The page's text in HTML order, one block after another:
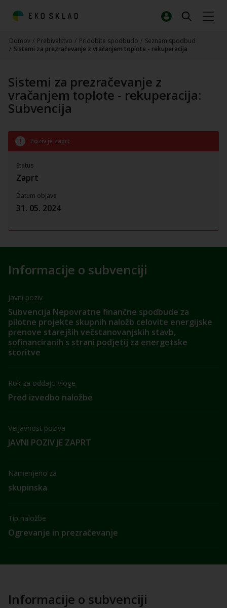
Domov / Prebivalstvo / Pridobite spodbudo / Seznam spodbud
/ Sistemi za prezračevanje z vračanjem toplote - rekuperacija
Sistemi za prezračevanje z
vračanjem toplote - rekuperacija:
Subvencija
Informacije o subvenciji
Javni poziv
Subvencija Nepovratne finančne spodbude za
pilotne projekte skupnih naložb celovite energijske
prenove starejših večstanovanjskih stavb,
sofinanciranih s strani podjetij za energetske
storitve
Rok za oddajo vloge
Pred izvedbo naložbe
Veljavnost poziva
JAVNI POZIV JE ZAPRT
Namenjeno za
skupinska
Tip naložbe
Ogrevanje in prezračevanje
Informacije o subvenciji
Poziv je zaprt
Status
Zaprt
Datum objave
31. 05. 2024